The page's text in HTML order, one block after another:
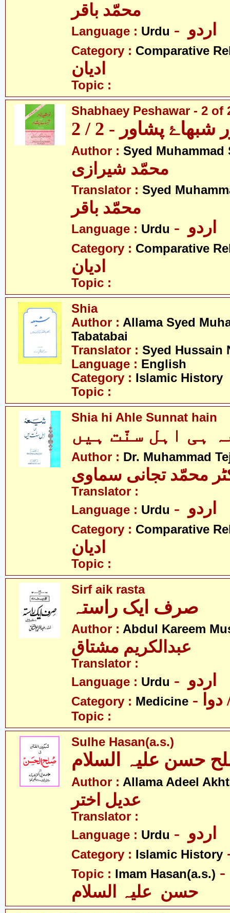
محمّد باقر
Language : Urdu
Category : Comparative
ادیان
Topic :
Shabhaey Peshawar - 2 of
پشاور - 2 / 2
Author : Syed Muhammad
محمّد شیرازی
Translator : Syed
محمّد باقر
Language : Urdu
Category : Comparative
ادیان
Topic :
Shia
Author : Allama Syed
Tabatabai
Translator : Syed Hussain
Language : English
Category : Islamic History
Topic :
Shia hi Ahle Sunnat hain
Author : Dr. Muhammad
محمّد تجانی سماوی
Translator :
Language : Urdu
Category : Comparative
ادیان
Topic :
Sirf aik rasta
صرف ایک راستہ
Author : Abdul Kareem
عبدالکریم مشتاق
Translator :
Language : Urdu
Category : Medicine
Topic :
Sulhe Hasan(a.s.)
حسن علیہ السلام
Author : Allama Adeel
عدیل اختر
Translator :
Language : Urdu
Category : Islamic History
Topic : Imam Hasan(a.s.) - امام
حسن علیہ السلام